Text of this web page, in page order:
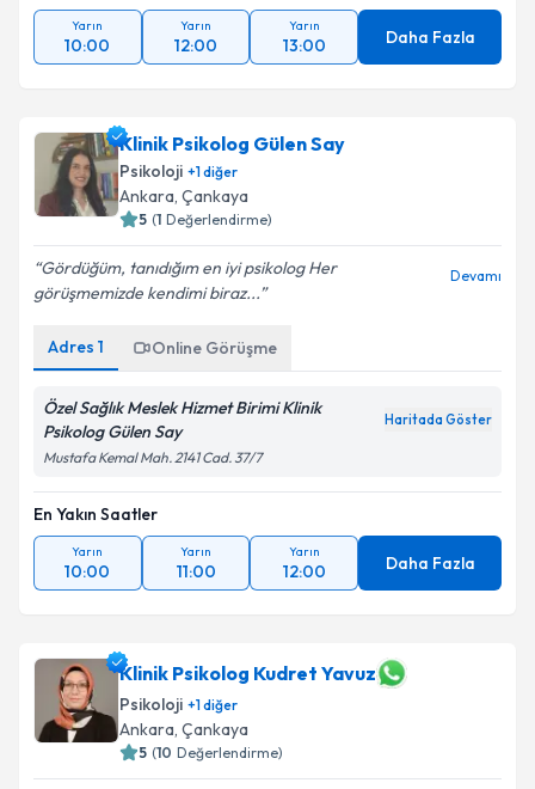
Yarın
10:00
Yarın
12:00
Yarın
13:00 Daha Fazla
Klinik Psikolog Gülen Say
Psikoloji +1diğer
Ankara, Çankaya
5 (1 Değerlendirme)
Gördüğüm, tanıdığım en iyi psikolog Her
görüşmemizde kendimi biraz...
Devamı
Adres 1 Online Görüşme
Özel Sağlık Meslek Hizmet Birimi Klinik
Psikolog Gülen Say
Haritada Göster
Mustafa Kemal Mah. 2141 Cad. 37/7
En Yakın Saatler
Yarın
10:00
Yarın
11:00
Yarın
12:00 Daha Fazla
Klinik Psikolog Kudret Yavuz
Psikoloji +1diğer
Ankara, Çankaya
5 (10 Değerlendirme)